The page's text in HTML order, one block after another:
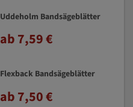
Uddeholm Bandsägeblätter
ab 7,59 €
Flexback Bandsägeblätter
ab 7,50 €